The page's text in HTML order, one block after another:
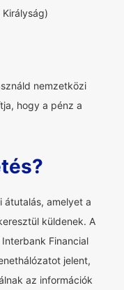
nemzetközi
hogy a pénz a
átutalás, amelyet a
küldenek. A
Financial
jelent,
az információk